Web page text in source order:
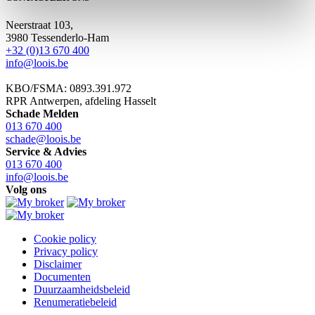
Neerstraat 103,
3980 Tessenderlo-Ham
+32 (0)13 670 400
info@loois.be
KBO/FSMA: 0893.391.972
RPR Antwerpen, afdeling Hasselt
Schade Melden
013 670 400
schade@loois.be
Service & Advies
013 670 400
info@loois.be
Volg ons
Cookie policy
Privacy policy
Disclaimer
Documenten
Duurzaamheidsbeleid
Renumeratiebeleid